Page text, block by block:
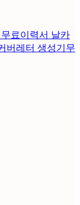
무료이력서 날카
버레터 생성기무